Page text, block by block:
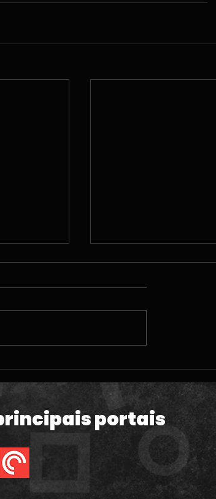
a Copa
de Astro Bot; Steam
Machine e MUITAS
atualizações legais
portais